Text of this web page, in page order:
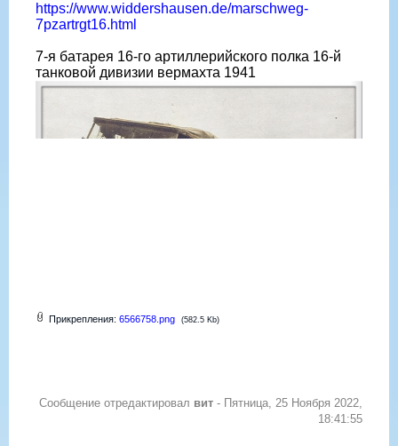
https://www.widdershausen.de/marschweg-
7pzartrgt16.html
7-я батарея 16-го артиллерийского полка 16-й
танковой дивизии вермахта 1941
Прикрепления: 6566758.png (582.5 Kb)
Сообщение отредактировал вит - Пятница, 25 Ноября 2022,
18:41:55